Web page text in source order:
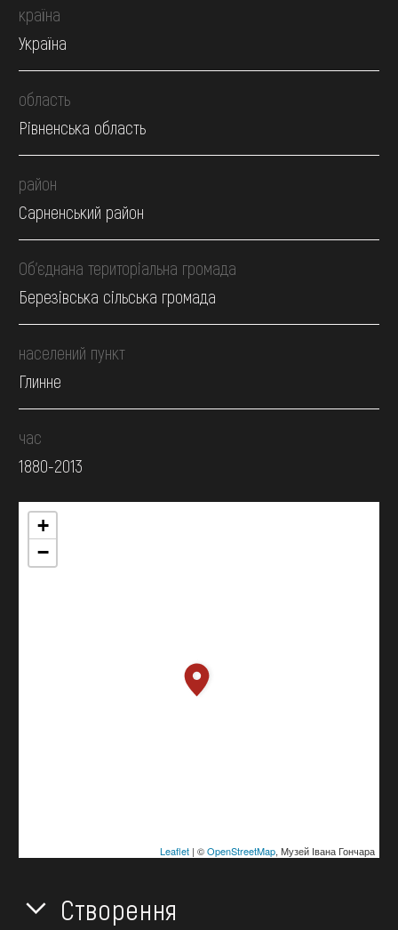
країна
Україна
область
Рівненська область
район
Сарненський район
Об’єднана територіальна громада
Березівська сільська громада
населений пункт
Глинне
час
1880-2013
+
−
Leaflet| ©OpenStreetMap, Музей Івана Гончара
Створення